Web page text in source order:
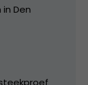
Den